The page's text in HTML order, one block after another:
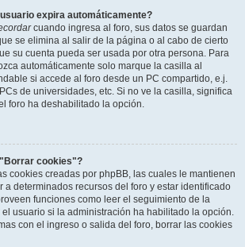
expira automáticamente?
cuando ingresa al foro, sus datos se guardan
se elimina al salir de la página o al cabo de cierto
su cuenta pueda ser usada por otra persona. Para
automáticamente solo marque la casilla al
si accede al foro desde un PC compartido, e.j.
de universidades, etc. Si no ve la casilla, significa
foro ha deshabilitado la opción.
cookies"?
cookies creadas por phpBB, las cuales le mantienen
a determinados recursos del foro y estar identificado
funciones como leer el seguimiento de la
usuario si la administración ha habilitado la opción.
con el ingreso o salida del foro, borrar las cookies